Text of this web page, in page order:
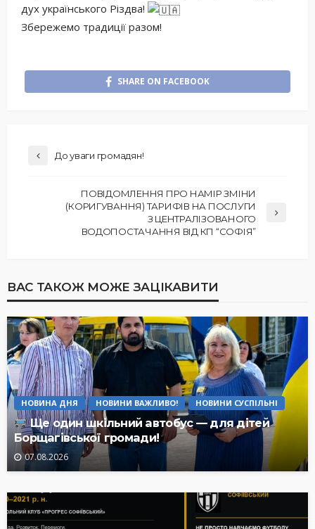
дух українського Різдва!
Збережемо традиції разом!
SHARE ON FACEBOOK
До уваги громадян!
ПОВІДОМЛЕННЯ ПРО НАМІР ЗМІНИ
(КОРИГУВАННЯ) ТАРИФІВ НА ПОСЛУГИ
З ЦЕНТРАЛІЗОВАНОГО
ВОДОПОСТАЧАННЯ ВІД КП “СОФІЯ”
ВАС ТАКОЖ МОЖЕ ЗАЦІКАВИТИ
НОВИНА ДНЯ НОВИНИ ВАЖЛИВО! НОВИНИ СУСПІЛЬНІ
Ще один шкільний автобус — для дітей
Борщагівської громади!
07.08.2026